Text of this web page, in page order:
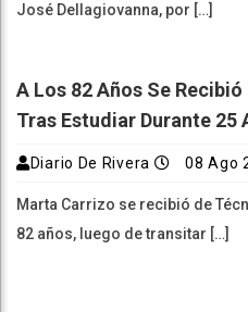
José Dellagiovanna, por […]
A Los 82 Años Se
Tras Estudiar Durante 25
Diario De Rivera 08 Ago
Marta Carrizo se recibió de
82 años, luego de transitar […]